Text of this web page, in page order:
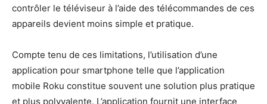
contrôler le téléviseur à l’aide des télécommandes de ces
appareils devient moins simple et pratique.
Compte tenu de ces limitations, l’utilisation d’une
application pour smartphone telle que l’application
mobile Roku constitue souvent une solution plus pratique
et plus polyvalente. L’application fournit une interface